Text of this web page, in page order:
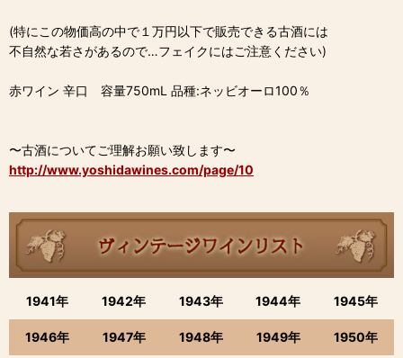
(特にこの物価高の中で１万円以下で販売できる古酒には
不自然な若さがあるので…フェイクにはご注意ください)
赤ワイン 辛口 容量750mL 品種:ネッビオーロ100％
〜古酒についてご理解お願い致します〜
http://www.yoshidawines.com/page/10
1941年 1942年 1943年 1944年 1945年
1946年 1947年 1948年 1949年 1950年